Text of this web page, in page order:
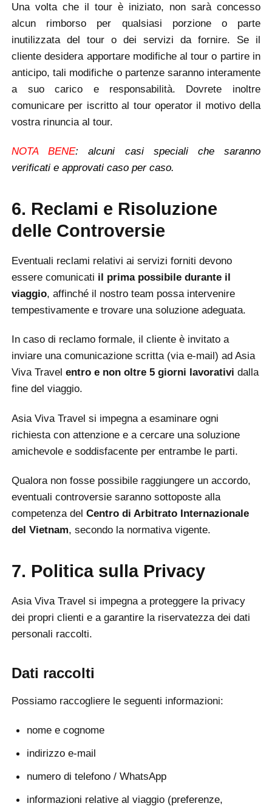
Una volta che il tour è iniziato, non sarà concesso
alcun rimborso per qualsiasi porzione o parte
inutilizzata del tour o dei servizi da fornire. Se il
cliente desidera apportare modifiche al tour o partire in
anticipo, tali modifiche o partenze saranno interamente
a suo carico e responsabilità. Dovrete inoltre
comunicare per iscritto al tour operator il motivo della
vostra rinuncia al tour.
NOTA BENE: alcuni casi speciali che saranno
verificati e approvati caso per caso.
6. Reclami e Risoluzione
delle Controversie
Eventuali reclami relativi ai servizi forniti devono
essere comunicati il prima possibile durante il
viaggio, affinché il nostro team possa intervenire
tempestivamente e trovare una soluzione adeguata.
In caso di reclamo formale, il cliente è invitato a
inviare una comunicazione scritta (via e-mail) ad Asia
Viva Travelentro e non oltre 5 giorni lavorativi dalla
fine del viaggio.
Asia Viva Travel si impegna a esaminare ogni
richiesta con attenzione e a cercare una soluzione
amichevole e soddisfacente per entrambe le parti.
Qualora non fosse possibile raggiungere un accordo,
eventuali controversie saranno sottoposte alla
competenza delCentro di Arbitrato Internazionale
del Vietnam, secondo la normativa vigente.
7. Politica sulla Privacy
Asia Viva Travel si impegna a proteggere la privacy
dei propri clienti e a garantire la riservatezza dei dati
personali raccolti.
Dati raccolti
Possiamo raccogliere le seguenti informazioni:
nome e cognome
indirizzo e-mail
numero di telefono / WhatsApp
informazioni relative al viaggio (preferenze,